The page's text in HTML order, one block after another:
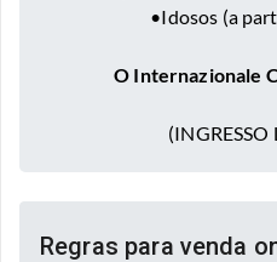
•Idosos (a
O Internazionale
Regras para venda